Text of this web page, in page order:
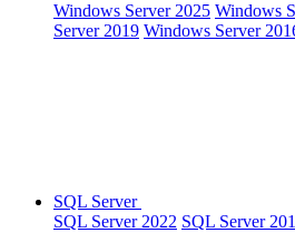
Windows Server 2025 Windows
Server 2019 Windows Server
SQL Server
SQL Server 2022 SQL Server